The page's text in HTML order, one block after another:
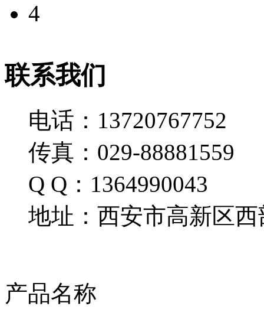
4
联系我们
电话：13720767752
传真：029-88881559
Q Q：1364990043
地址：西安市高新区西
产品名称